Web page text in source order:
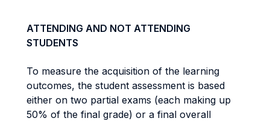
ATTENDING AND NOT ATTENDING
STUDENTS
To measure the acquisition of the learning
outcomes, the student assessment is based
either on two partial exams (each making up
50% of the final grade) or a final overall